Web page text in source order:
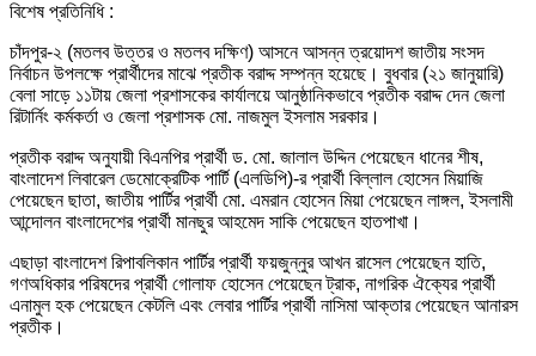
বিশেষ প্রতিনিধি :
চাঁদপুর-২ (মতলব উত্তর ও মতলব দক্ষিণ) আসনে আসন্ন ত্রয়োদশ জাতীয় সংসদ
নির্বাচন উপলক্ষে প্রার্থীদের মাঝে প্রতীক বরাদ্দ সম্পন্ন হয়েছে। বুধবার (২১ জানুয়ারি)
বেলা সাড়ে ১১টায় জেলা প্রশাসকের কার্যালয়ে আনুষ্ঠানিকভাবে প্রতীক বরাদ্দ দেন জেলা
রিটার্নিং কর্মকর্তা ও জেলা প্রশাসক মো. নাজমুল ইসলাম সরকার।
প্রতীক বরাদ্দ অনুযায়ী বিএনপির প্রার্থী ড. মো. জালাল উদ্দিন পেয়েছেন ধানের শীষ,
বাংলাদেশ লিবারেল ডেমোক্রেটিক পার্টি (এলডিপি)-র প্রার্থী বিল্লাল হোসেন মিয়াজি
পেয়েছেন ছাতা, জাতীয় পার্টির প্রার্থী মো. এমরান হোসেন মিয়া পেয়েছেন লাঙ্গল, ইসলামী
আন্দোলন বাংলাদেশের প্রার্থী মানছুর আহমেদ সাকি পেয়েছেন হাতপাখা।
এছাড়া বাংলাদেশ রিপাবলিকান পার্টির প্রার্থী ফয়জুন্নুর আখন রাসেল পেয়েছেন হাতি,
গণঅধিকার পরিষদের প্রার্থী গোলাফ হোসেন পেয়েছেন ট্রাক, নাগরিক ঐক্যের প্রার্থী
এনামুল হক পেয়েছেন কেটলি এবং লেবার পার্টির প্রার্থী নাসিমা আক্তার পেয়েছেন আনারস
প্রতীক।